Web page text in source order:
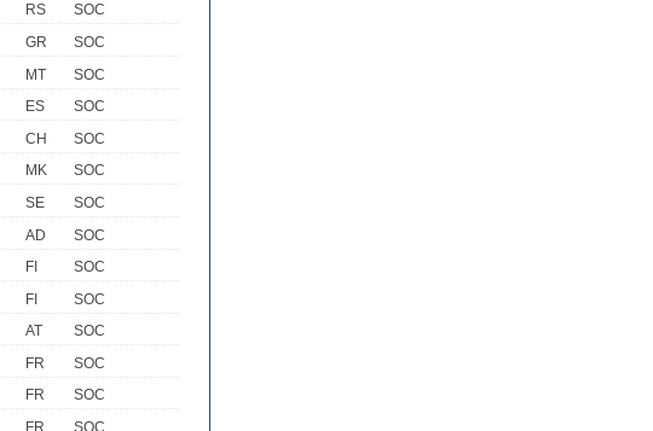
RS
SOC
GR
SOC
MT
SOC
ES
SOC
CH
SOC
MK
SOC
SE
SOC
AD
SOC
FI
SOC
FI
SOC
AT
SOC
FR
SOC
FR
SOC
FR
SOC